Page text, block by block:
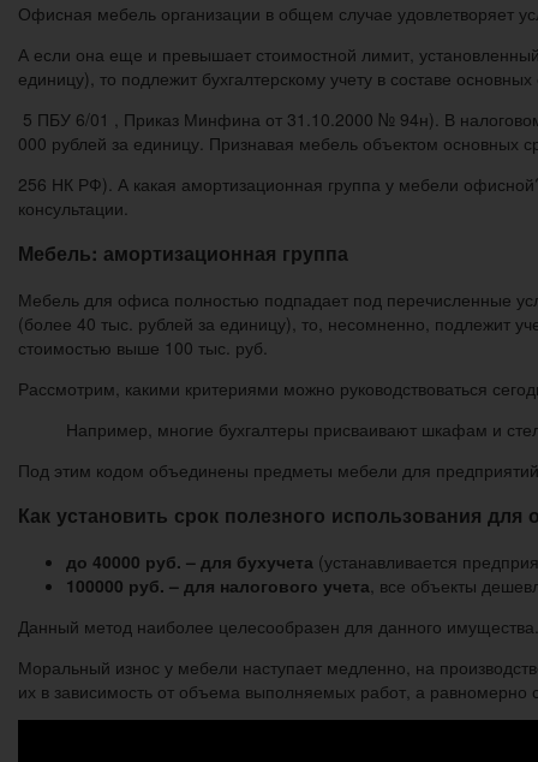
Офисная мебель организации в общем случае удовлетворяет
А если она еще и превышает стоимостной лимит,
единицу), то подлежит бухгалтерскому учету в составе
5 ПБУ 6/01 , Приказ Минфина от 31.10.2000 № 94н). В
000 рублей за единицу. Признавая мебель объектом основных
256 НК РФ). А какая амортизационная группа у мебели
консультации.
Мебель: амортизационная группа
Мебель для офиса полностью подпадает под перечисленные
(более 40 тыс. рублей за единицу), то, несомненно, подлежит
стоимостью выше 100 тыс. руб.
Рассмотрим, какими критериями можно руководствоваться
Например, многие бухгалтеры присваивают шкафам и
Под этим кодом объединены предметы мебели для
Как установить срок полезного использования
до 40000 руб. – для бухучета (устанавливается
100000 руб. – для налогового учета , все объекты
Данный метод наиболее целесообразен для данного имущества.
Моральный износ у мебели наступает медленно, на
их в зависимость от объема выполняемых работ, а равномерно